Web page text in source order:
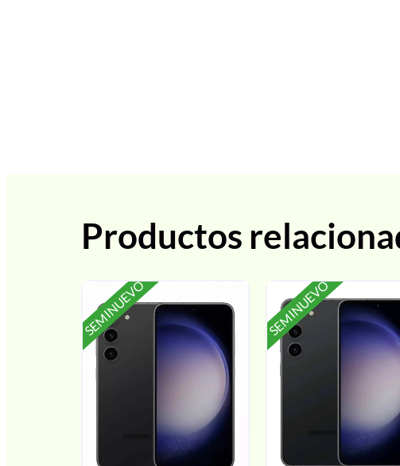
Productos
SEMINUEVO SEMINUEVO